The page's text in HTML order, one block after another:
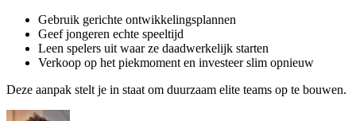
Gebruik gerichte ontwikkelingsplannen
Geef jongeren echte speeltijd
Leen spelers uit waar ze daadwerkelijk starten
Verkoop op het piekmoment en investeer slim opnieuw
Deze aanpak stelt je in staat om duurzaam elite teams op te bouwen.